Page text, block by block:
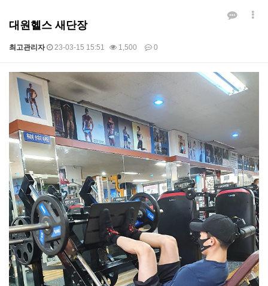
대원헬스 새단장
최고관리자 23-03-15 15:51 1,500 0
본문